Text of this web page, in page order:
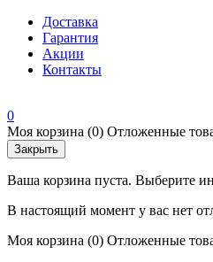
Доставка
Гарантия
Акции
Контакты
0
Моя корзина (0) Отложенные
Закрыть
Ваша корзина пуста. Выберите
В настоящий момент у вас нет
Моя корзина (0) Отложенные